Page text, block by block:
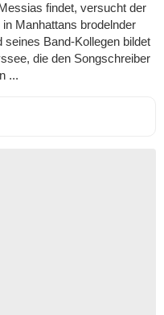
findet, versucht der
Manhattans brodelnder
Band-Kollegen bildet
die den Songschreiber
...